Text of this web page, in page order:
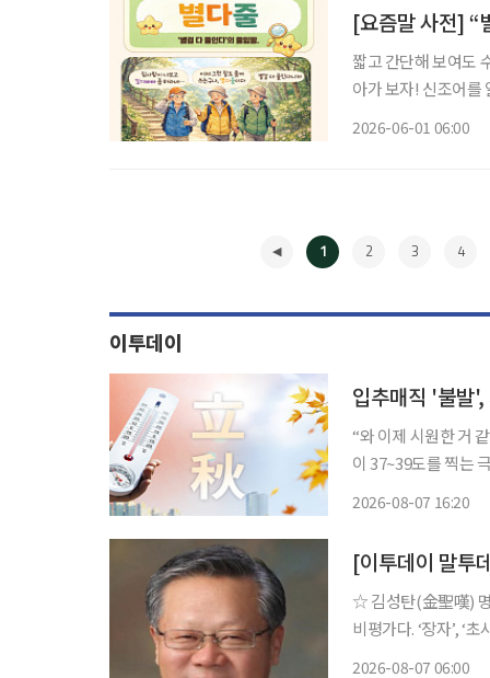
[요즘말 사전] “
짧고 간단해 보여도
아가 보자! 신조어를
2026-06-01 06:00
1 2 3 4
이투데이
입추매직 '불발
“와 이제 시원한 거 같아” 단체 ‘뇌손상’의 단계까지 온 지독하고 지독한 폭
이 37~39도를 찍는
2026-08-07 16:20
[이투데이 말투
☆ 김성탄(金聖嘆) 명언 “머리가 잘리는 건 아플 뿐이고.” 중국 명말(明末)
비평가다. ‘장자’, ‘
2026-08-07 06:00